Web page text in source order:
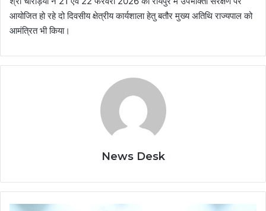
आयोजित हो रहे दो दिवसीय क्षेत्रीय कार्यशाला हेतु बतौर मुख्य अतिथि राज्यपाल को
आमंत्रित भी किया।
News Desk
जनगणना-2027